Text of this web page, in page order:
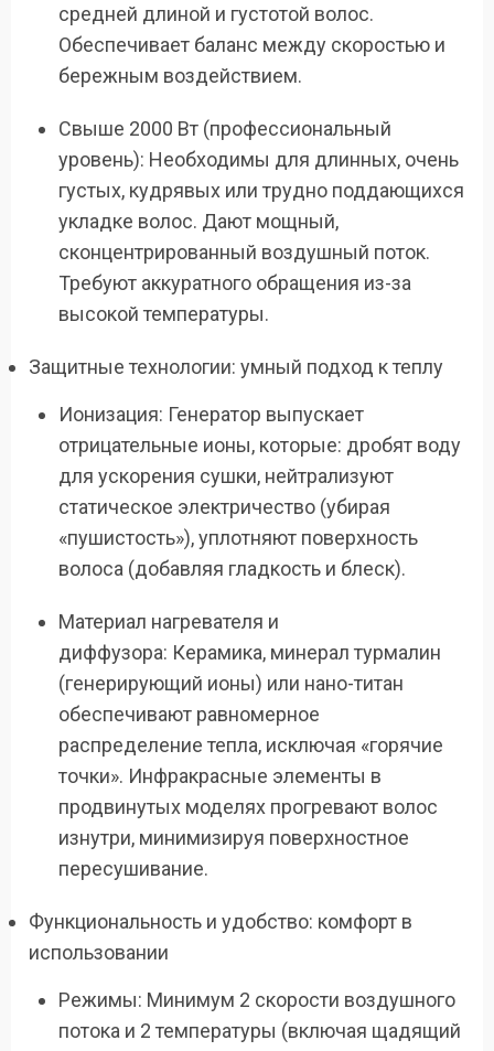
средней длиной и густотой волос.
Обеспечивает баланс между скоростью и
бережным воздействием.
Свыше 2000 Вт (профессиональный
уровень): Необходимы для длинных, очень
густых, кудрявых или трудно поддающихся
укладке волос. Дают мощный,
сконцентрированный воздушный поток.
Требуют аккуратного обращения из-за
высокой температуры.
Защитные технологии: умный подход к теплу
Ионизация: Генератор выпускает
отрицательные ионы, которые: дробят воду
для ускорения сушки, нейтрализуют
статическое электричество (убирая
«пушистость»), уплотняют поверхность
волоса (добавляя гладкость и блеск).
Материал нагревателя и
диффузора: Керамика, минерал турмалин
(генерирующий ионы) или нано-титан
обеспечивают равномерное
распределение тепла, исключая «горячие
точки». Инфракрасные элементы в
продвинутых моделях прогревают волос
изнутри, минимизируя поверхностное
пересушивание.
Функциональность и удобство: комфорт в
использовании
Режимы: Минимум 2 скорости воздушного
потока и 2 температуры (включая щадящий